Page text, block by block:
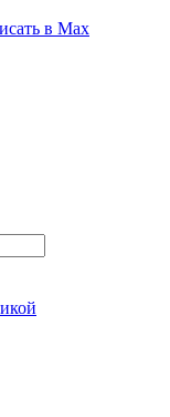
в Max